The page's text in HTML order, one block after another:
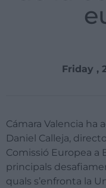
Friday ,
Cámara Valencia ha
Daniel Calleja,
Comissió Europea a
principals
quals s’enfronta la